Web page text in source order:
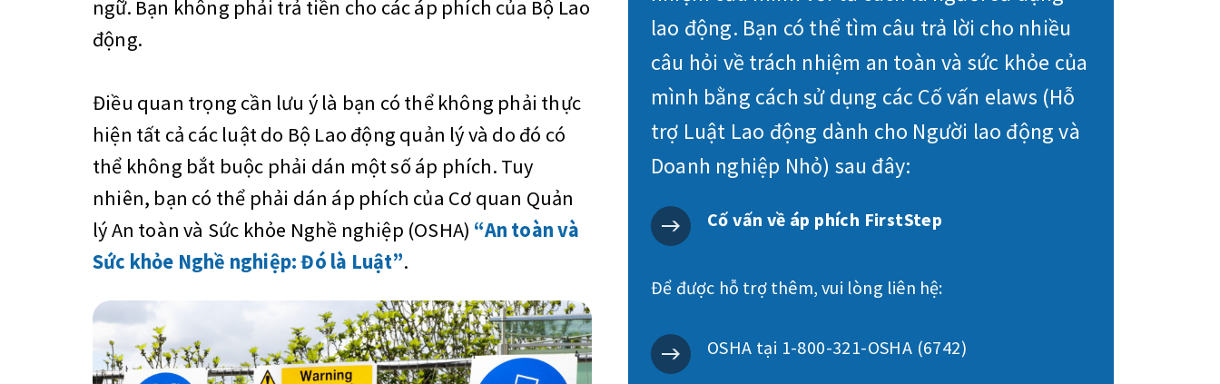
ngữ. Bạn không phải trả tiền cho các áp phích của Bộ Lao
động.
Điều quan trọng cần lưu ý là bạn có thể không phải thực
hiện tất cả các luật do Bộ Lao động quản lý và do đó có
thể không bắt buộc phải dán một số áp phích. Tuy
nhiên, bạn có thể phải dán áp phích của Cơ quan Quản
lý An toàn và Sức khỏe Nghề nghiệp (OSHA) “An toàn và
Sức khỏe Nghề nghiệp: Đó là Luật”.
lao động. Bạn có thể tìm câu trả lời cho nhiều
câu hỏi về trách nhiệm an toàn và sức khỏe của
mình bằng cách sử dụng các Cố vấn elaws (Hỗ
trợ Luật Lao động dành cho Người lao động và
Doanh nghiệp Nhỏ) sau đây:
Cố vấn về áp phích FirstStep
Để được hỗ trợ thêm, vui lòng liên hệ:
OSHA tại 1-800-321-OSHA (6742)